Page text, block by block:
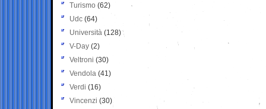
Turismo (62)
Udc (64)
Università (128)
V-Day (2)
Veltroni (30)
Vendola (41)
Verdi (16)
Vincenzi (30)